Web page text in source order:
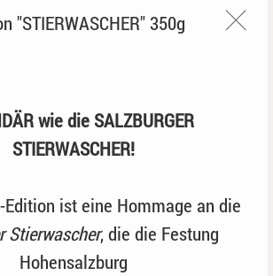
"STIERWASCHER" 350g
wie die SALZBURGER
STIERWASCHER!
ist eine Hommage an die
Stierwascher, die die Festung
Hohensalzburg